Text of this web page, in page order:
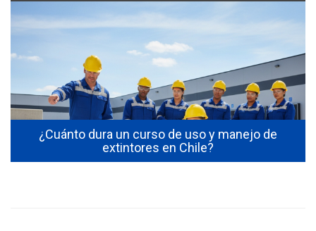
¿Cuánto dura un curso de uso y manejo de
extintores en Chile?